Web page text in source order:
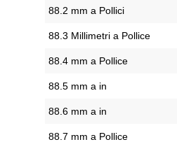
88.2 mm a Pollici
88.3 Millimetri a Pollice
88.4 mm a Pollice
88.5 mm a in
88.6 mm a in
88.7 mm a Pollice